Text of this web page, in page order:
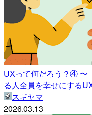
UXって何だろう？④ 〜
る人全員を幸せにする
スギヤマ
2026.03.13